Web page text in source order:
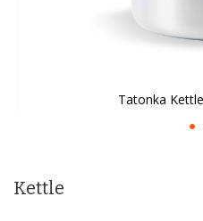
Tatonka
der
Kettle